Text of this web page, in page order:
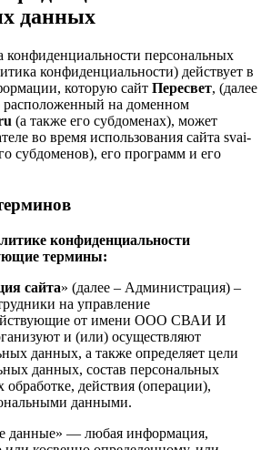
данных
персональных
конфиденциальности) действует в
которую сайт Пересвет, (далее
расположенный на доменном
(а также его субдоменах), может
во время использования сайта svai-
субдоменов), его программ и его
конфиденциальности
термины:
сайта» (далее – Администрация) –
на управление
от имени ООО СВАИ И
и (или) осуществляют
данных, а также определяет цели
данных, состав персональных
действия (операции),
данными.
данные» — любая информация,